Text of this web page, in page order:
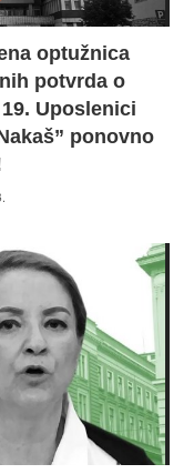
optužnica
potvrda o
Uposlenici
ponovno